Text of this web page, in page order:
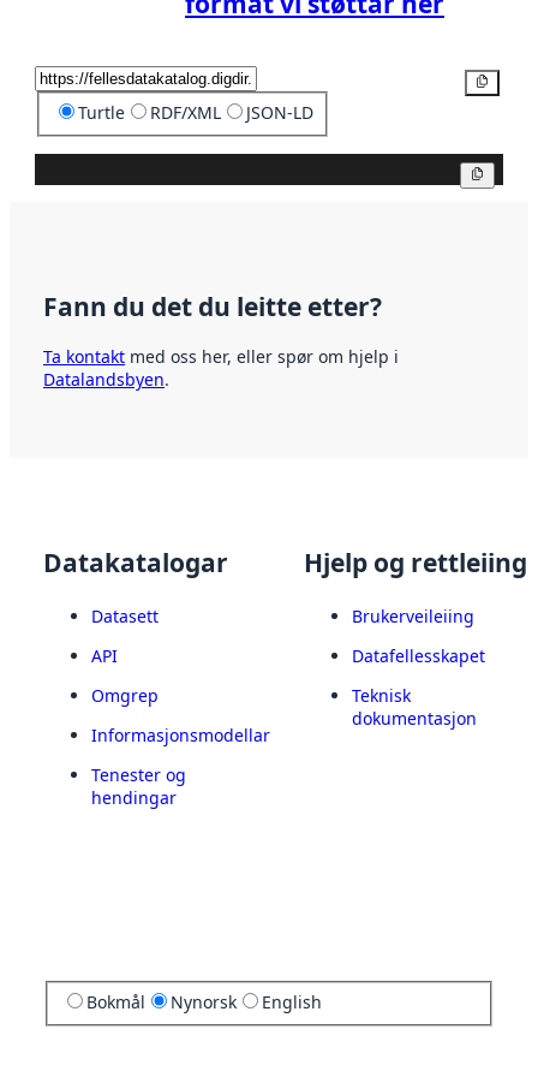
Turtle RDF/XML JSON-LD
Fann du det du leitte etter?
Ta kontakt med oss her, eller spør om hjelp i
Datalandsbyen.
Datakatalogar
Datasett
API
Omgrep
Informasjonsmodellar
Tenester og
hendingar
Hjelp og rettleiing
Brukerveileiing
Datafellesskapet
Teknisk
dokumentasjon
Bokmål Nynorsk English